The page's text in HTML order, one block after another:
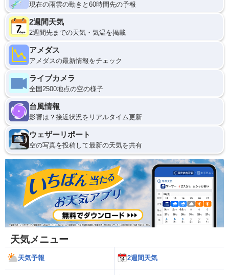
現在の雨雲の動きと60時間先の予報
2週間天気
2週間先までの天気・気温を掲載
アメダス
アメダスの最新情報をチェック
ライブカメラ
全国2500地点の空の様子
台風情報
影響は？接近状況をリアルタイム更新
ウェザーリポート
空の写真を投稿して最新の天気を共有
天気メニュー
天気予報 2週間天気